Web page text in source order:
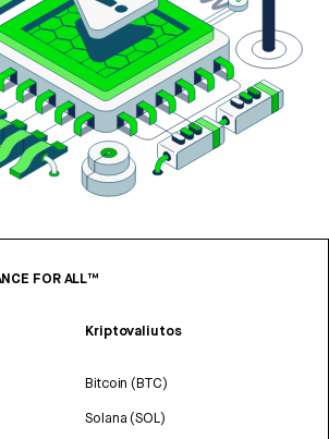
FOR ALL™
Kriptovaliutos
Bitcoin (BTC)
Solana (SOL)